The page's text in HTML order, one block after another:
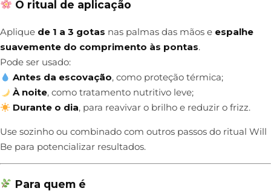
O ritual de aplicação
Aplique de 1 a 3 gotas nas palmas das mãos e espalhe
suavemente do comprimento às pontas.
Pode ser usado:
Antes da escovação, como proteção térmica;
À noite, como tratamento nutritivo leve;
Durante o dia, para reavivar o brilho e reduzir o frizz.
Use sozinho ou combinado com outros passos do ritual Will
Be para potencializar resultados.
Para quem é